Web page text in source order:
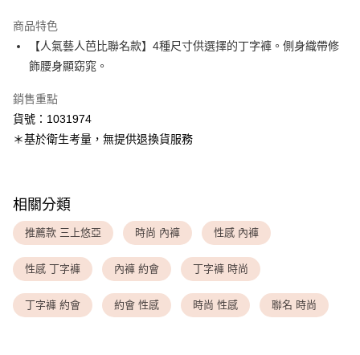
Apple Pay
全家取貨付款
<無合作配送請勿選取>萊爾富取貨付款
每筆NT$9,999
<無合作配送請勿選取>付款後萊爾富取貨
每筆NT$9,999
7-11取貨付款
商品特色
【人氣藝人芭比聯名款】4種尺寸供選擇的丁字褲。側身織帶修
飾腰身顯窈窕。
銷售重點
貨號：1031974
＊基於衛生考量，無提供退換貨服務
相關分類
推薦款 三上悠亞 時尚 內褲 性感 內褲
性感 丁字褲 內褲 約會 丁字褲 時尚
丁字褲 約會 約會 性感 時尚 性感 聯名 時尚